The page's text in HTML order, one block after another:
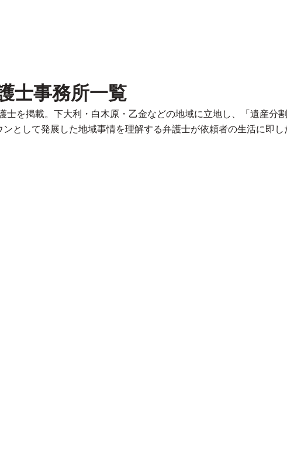
士事務所一覧
士を掲載。下大利・白木原・乙金などの地域に立地し、「遺産
として発展した地域事情を理解する弁護士が依頼者の生活に即